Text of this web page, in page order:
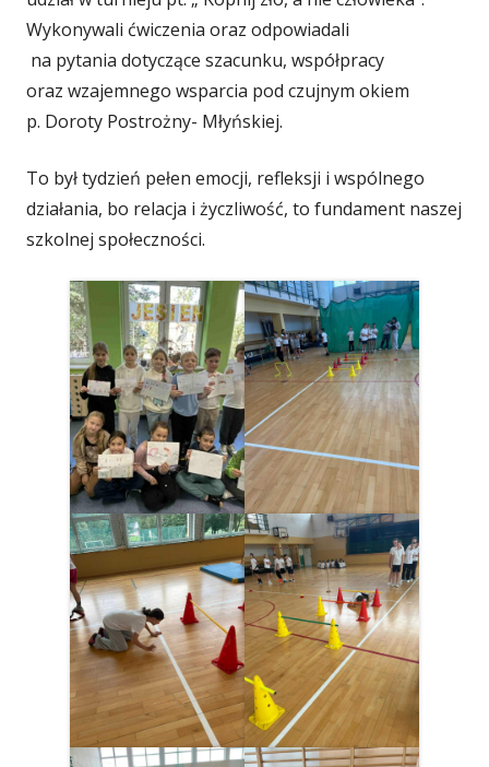
Wykonywali ćwiczenia oraz odpowiadali
na pytania dotyczące szacunku, współpracy
oraz wzajemnego wsparcia pod czujnym okiem
p. Doroty Postrożny- Młyńskiej.
To był tydzień pełen emocji, refleksji i wspólnego
działania, bo relacja i życzliwość, to fundament naszej
szkolnej społeczności.